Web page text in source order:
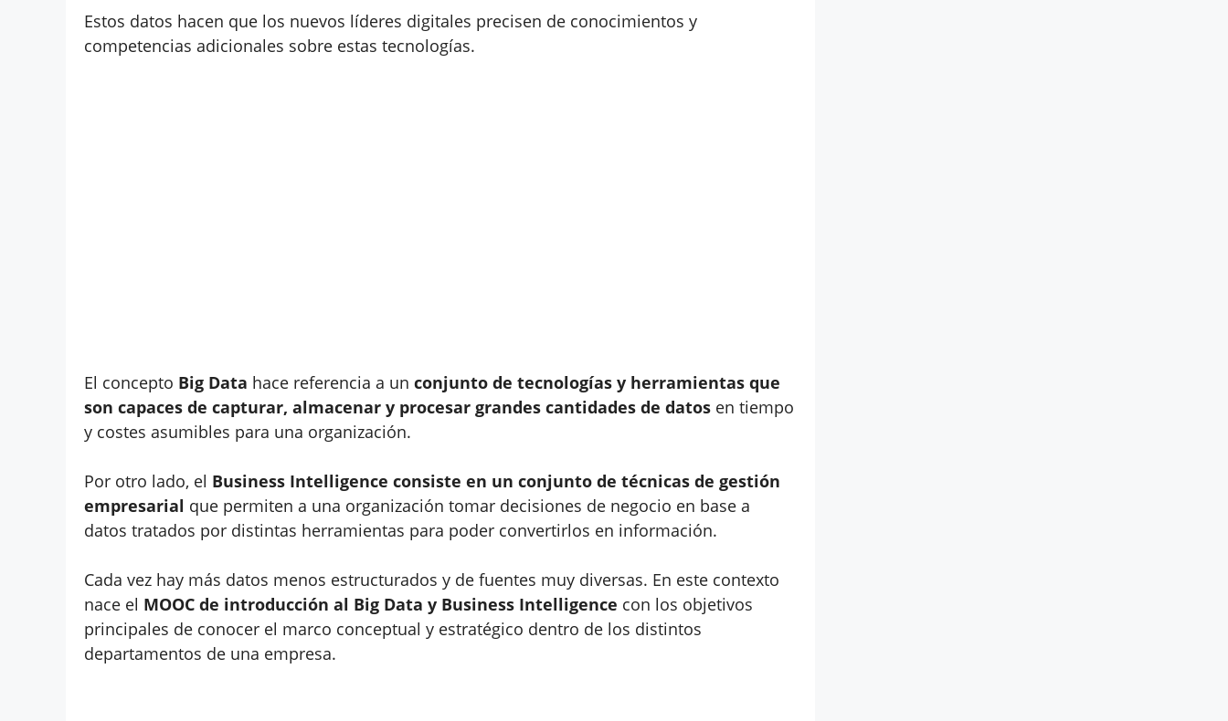
Estos datos hacen que los nuevos líderes digitales precisen de conocimientos y
competencias adicionales sobre estas tecnologías.
El concepto Big Data hace referencia a un conjunto de tecnologías y herramientas que
son capaces de capturar, almacenar y procesar grandes cantidades de datos en tiempo
y costes asumibles para una organización.
Por otro lado, el Business Intelligence consiste en un conjunto de técnicas de gestión
empresarial que permiten a una organización tomar decisiones de negocio en base a
datos tratados por distintas herramientas para poder convertirlos en información.
Cada vez hay más datos menos estructurados y de fuentes muy diversas. En este contexto
nace el MOOC de introducción al Big Data y Business Intelligence con los objetivos
principales de conocer el marco conceptual y estratégico dentro de los distintos
departamentos de una empresa.